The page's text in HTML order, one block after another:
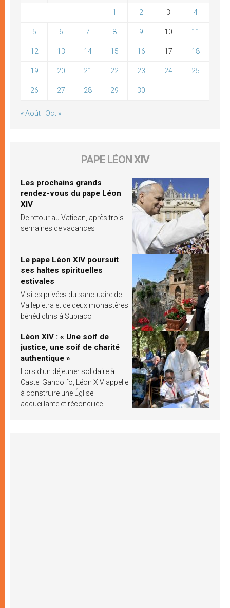
1 2 3 4
5 6 7 8 9 10 11
12 13 14 15 16 17 18
19 20 21 22 23 24 25
26 27 28 29 30
« Août Oct »
PAPE LÉON XIV
Les prochains grands
rendez-vous du pape Léon
XIV
De retour au Vatican, après trois
semaines de vacances
Le pape Léon XIV poursuit
ses haltes spirituelles
estivales
Visites privées du sanctuaire de
Vallepietra et de deux monastères
bénédictins à Subiaco
Léon XIV : « Une soif de
justice, une soif de charité
authentique »
Lors d’un déjeuner solidaire à
Castel Gandolfo, Léon XIV appelle
à construire une Église
accueillante et réconciliée